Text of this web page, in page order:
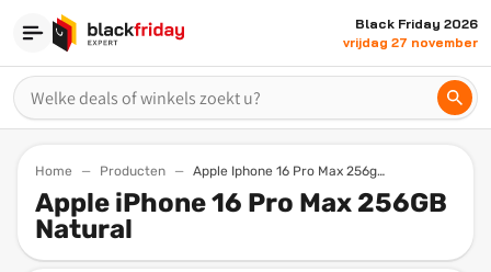
Black Friday 2026
vrijdag 27 november
Home Producten Apple Iphone 16 Pro Max 256gb Natural
Apple iPhone 16 Pro Max 256GB
Natural